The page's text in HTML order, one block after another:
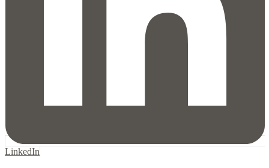
LinkedIn